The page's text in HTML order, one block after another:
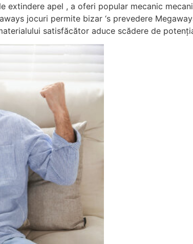
apel , a oferi popular mecanic
jocuri permite bizar ‘s prevedere
satisfăcător aduce scădere de